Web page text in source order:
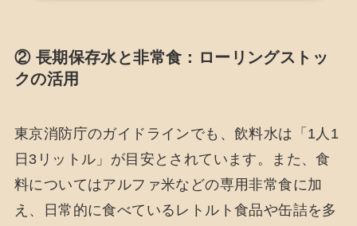
② 長期保存水と非常食：ローリングストッ
クの活用
東京消防庁のガイドラインでも、飲料水は「1人1
日3リットル」が目安とされています。また、食
料についてはアルファ米などの専用非常食に加
え、日常的に食べているレトルト食品や缶詰を多